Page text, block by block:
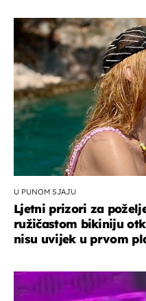
U PUNOM SJAJU
Ljetni prizori za
ružičastom bikiniju
nisu uvijek u prvom